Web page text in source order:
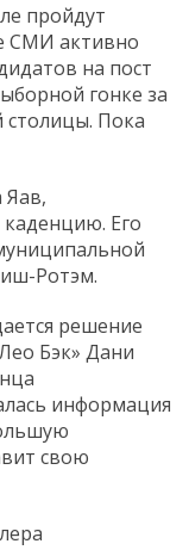
пройдут
СМИ активно
на пост
гонке за
столицы. Пока
Его
Ротэм.
решение
Бэк» Дани
информация
свою